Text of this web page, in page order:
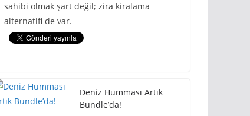
sahibi olmak şart değil; zira kiralama
alternatifi de var.
Deniz Humması Artık
Bundle’da!